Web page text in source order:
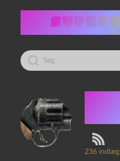
Led
efter:
236 indlæg